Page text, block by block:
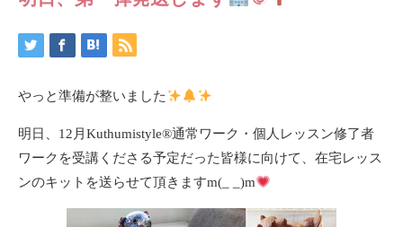
やっと準備が整いました
明日、12月Kuthumistyle®️通常ワーク・個人レッスン修了者
ワークを受講くださる予定だった皆様に向けて、在宅レッス
ンのキットを送らせて頂きますm(_ _)m